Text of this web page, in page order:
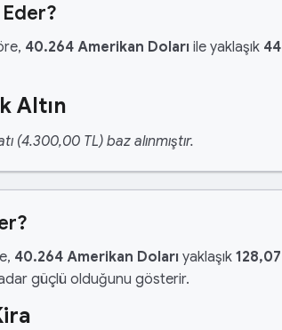
40.264 Amerikan Doları ile yaklaşık
Altın
(4.300,00 TL) baz alınmıştır.
40.264 Amerikan Doları yaklaşık
güçlü olduğunu gösterir.